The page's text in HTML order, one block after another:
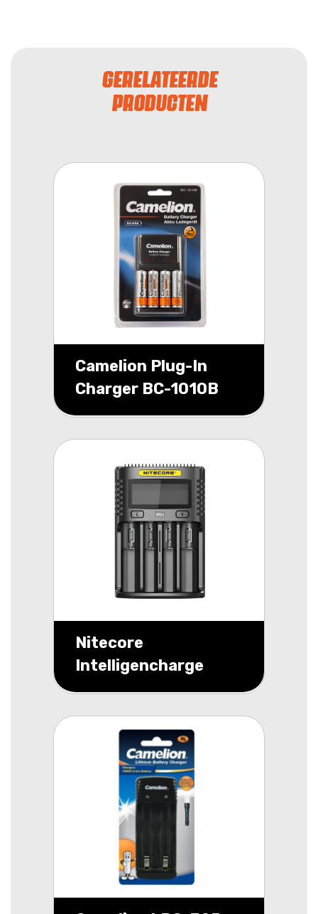
GERELATEERDE
PRODUCTEN
Camelion Plug-In
Charger BC-1010B
incl. 4x Ni-MH AA
2500mah
Nitecore
Intelligencharge
UMS4 EU 4 chanel
Intelligent